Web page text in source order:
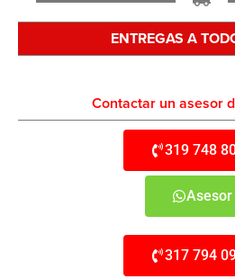
ENTREGAS A
Contactar un asesor
319 748
Asesor
317 794